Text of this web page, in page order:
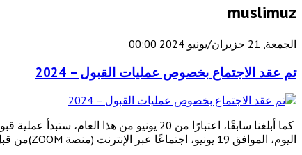
muslimuz
الجمعة, 21 حزيران/يونيو 2024 00:00
تم عقد الاجتماع بخصوص عمليات القبول – 2024
اليوم، الموافق 19 يونيو، اجتماعًا عبر الإنترنت (منصة ZOOM)من قبل قسم التعليم والبحث العلمي بإدارة مسلمي أوزبكستان حول مسألة الإعداد الرفيع المستوى لهذه العملية.